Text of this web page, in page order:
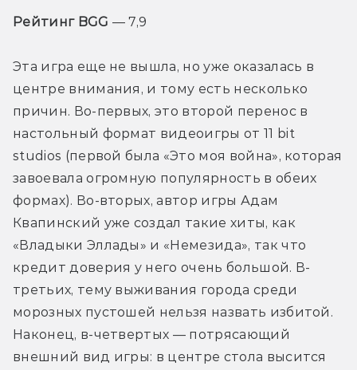
Рейтинг BGG — 7,9
Эта игра еще не вышла, но уже оказалась в
центре внимания, и тому есть несколько
причин. Во-первых, это второй перенос в
настольный формат видеоигры от 11 bit
studios (первой была «Это моя война», которая
завоевала огромную популярность в обеих
формах). Во-вторых, автор игры Адам
Квапинский уже создал такие хиты, как
«Владыки Эллады» и «Немезида», так что
кредит доверия у него очень большой. В-
третьих, тему выживания города среди
морозных пустошей нельзя назвать избитой.
Наконец, в-четвертых — потрясающий
внешний вид игры: в центре стола высится